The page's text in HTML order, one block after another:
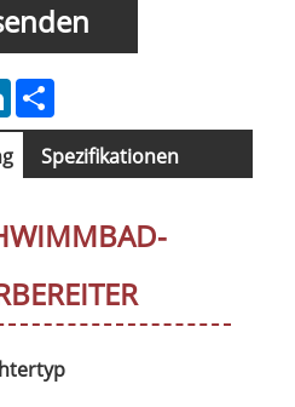
LinkedIn
Spezifikationen